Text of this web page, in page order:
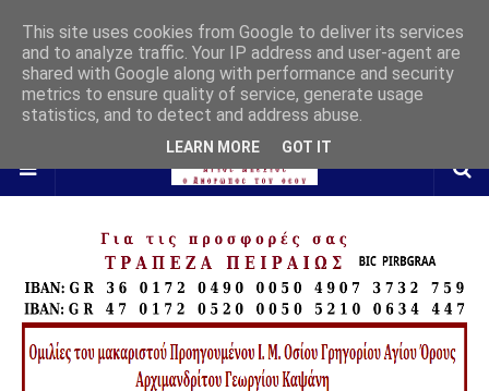
This site uses cookies from Google to deliver its services
and to analyze traffic. Your IP address and user-agent are
shared with Google along with performance and security
metrics to ensure quality of service, generate usage
statistics, and to detect and address abuse.
LEARN MORE GOT IT